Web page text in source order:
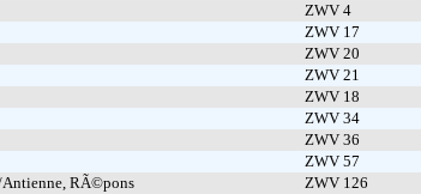
ZWV 4
ZWV 17
ZWV 20
ZWV 21
ZWV 18
ZWV 34
ZWV 36
ZWV 57
Antienne, RÃ©pons
ZWV 126